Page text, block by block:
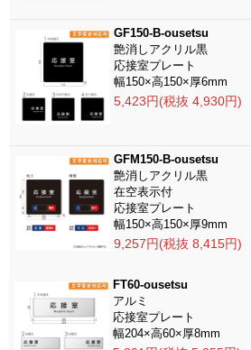
GF150-B-ousetsu
艶消しアクリル黒
応接室プレート
幅150×高150×厚6mm
5,423円(税抜 4,930円)
GFM150-B-ousetsu
艶消しアクリル黒
在空表示付
応接室プレート
幅150×高150×厚9mm
9,257円(税抜 8,415円)
FT60-ousetsu
アルミ
応接室プレート
幅204×高60×厚8mm